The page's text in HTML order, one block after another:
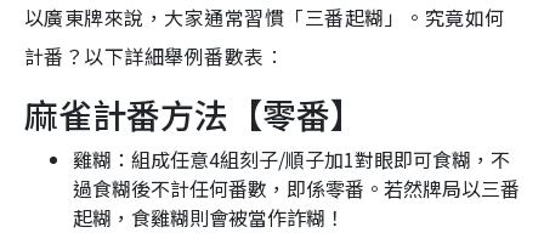
以廣東牌來說，大家通常習慣「三番起糊」。究竟如何
計番？以下詳細舉例番數表︰
麻雀計番方法【零番】
雞糊：組成任意4組刻子/順子加1對眼即可食糊，不
過食糊後不計任何番數，即係零番。若然牌局以三番
起糊，食雞糊則會被當作詐糊！